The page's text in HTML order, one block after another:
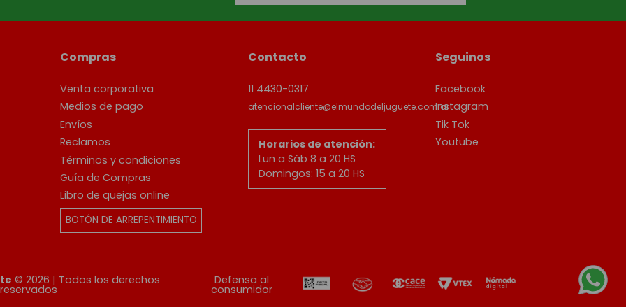
Compras
Venta corporativa
Medios de pago
Envíos
Reclamos
Términos y condiciones
Guía de Compras
Libro de quejas online
BOTÓN DE ARREPENTIMIENTO
Contacto
11 4430-0317
atencionalcliente@elmundodeljuguete.com.ar
Horarios de atención:
Lun a Sáb 8 a 20 HS
Domingos: 15 a 20 HS
Seguinos
Facebook
Instagram
Tik Tok
Youtube
© 2026 | Todos los derechos
reservados
Defensa al
consumidor